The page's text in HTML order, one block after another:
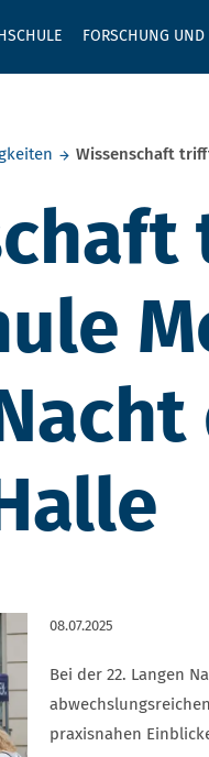
FORSCHUNG UND
Wissenschaft
08.07.2025
Bei der 22. Langen
praxisnahen